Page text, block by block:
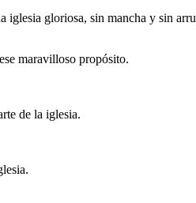
gloriosa, sin mancha y sin
maravilloso propósito.
de la iglesia.